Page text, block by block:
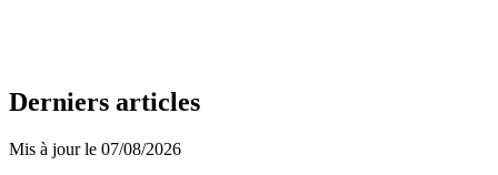
Derniers articles
Mis à jour le 07/08/2026